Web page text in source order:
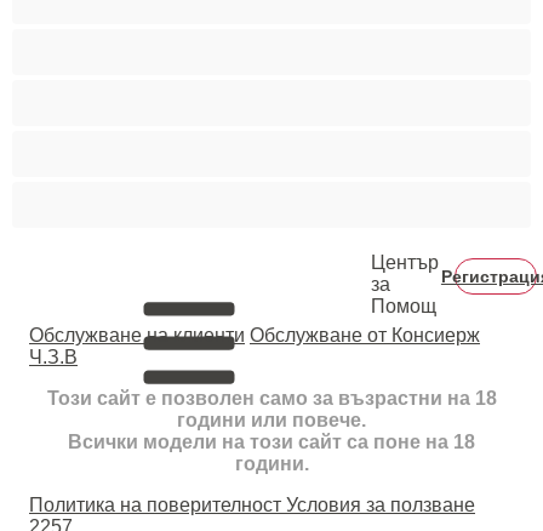
Център
за
Помощ
Oбслужване на клиенти Обслужване от Консиерж
Ч.З.В
Този сайт е позволен само за възрастни на 18
години или повече.
Всички модели на този сайт са поне на 18
години.
Политика на поверителност Условия за ползване